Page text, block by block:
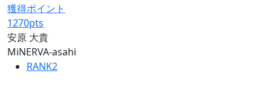
獲得ポイント
1270pts
安原 大貴
MiNERVA-asahi
RANK2